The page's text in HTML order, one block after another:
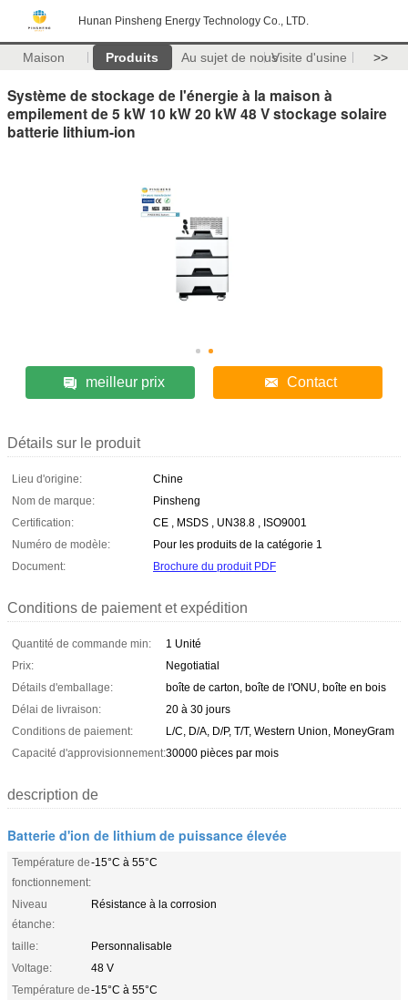
Hunan Pinsheng Energy Technology Co., LTD.
Maison Produits Au sujet de nousVisite d'usine >>
Système de stockage de l'énergie à la maison à
empilement de 5 kW 10 kW 20 kW 48 V stockage solaire
batterie lithium-ion
meilleur prix Contact
Détails sur le produit
Lieu d'origine:
Chine
Nom de marque:
Pinsheng
Certification:
CE , MSDS , UN38.8 , ISO9001
Numéro de modèle:
Pour les produits de la catégorie 1
Document:
Brochure du produit PDF
Conditions de paiement et expédition
Quantité de commande min:
1 Unité
Prix:
Negotiatial
Détails d'emballage:
boîte de carton, boîte de l'ONU, boîte en bois
Délai de livraison:
20 à 30 jours
Conditions de paiement:
L/C, D/A, D/P, T/T, Western Union, MoneyGram
Capacité d'approvisionnement:30000 pièces par mois
description de
Batterie d'ion de lithium de puissance élevée
Température de
fonctionnement:
-15°C à 55°C
Niveau
étanche:
Résistance à la corrosion
taille:
Personnalisable
Voltage:
48 V
Température de-15°C à 55°C